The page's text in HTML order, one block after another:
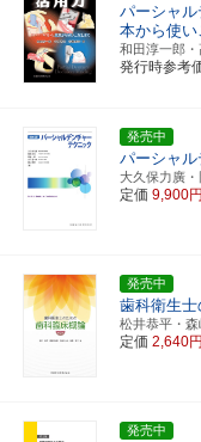
パーシャル
本から使
和田淳一郎
発行時参考
発売中
パーシャル
大久保力廣
定価 9,900円
発売中
歯科衛生
松井恭平・
定価 2,640円
発売中